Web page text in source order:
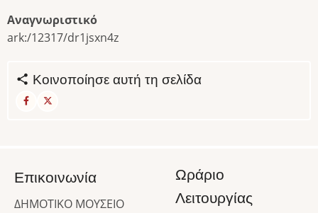
Αναγνωριστικό
ark:/12317/dr1jsxn4z
Κοινοποίησε αυτή τη σελίδα
Επικοινωνία
ΔΗΜΟΤΙΚΟ ΜΟΥΣΕΙΟ
Ωράριο
Λειτουργίας